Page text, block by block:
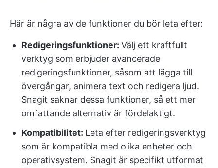
Här är några av de funktioner du bör leta efter:
Redigeringsfunktioner: Välj ett kraftfullt
verktyg som erbjuder avancerade
redigeringsfunktioner, såsom att lägga till
övergångar, animera text och redigera ljud.
Snagit saknar dessa funktioner, så ett mer
omfattande alternativ är fördelaktigt.
Kompatibilitet: Leta efter redigeringsverktyg
som är kompatibla med olika enheter och
operativsystem. Snagit är specifikt utformat